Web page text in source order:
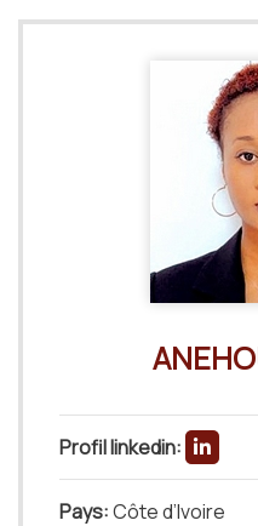
Profil linkedin:
Pays:Côte d’Ivoire